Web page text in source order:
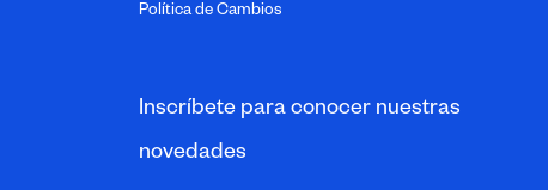
Política de Cambios
Inscríbete para conocer nuestras
novedades